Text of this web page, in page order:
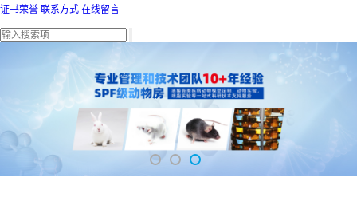
证书荣誉 联系方式 在线留言